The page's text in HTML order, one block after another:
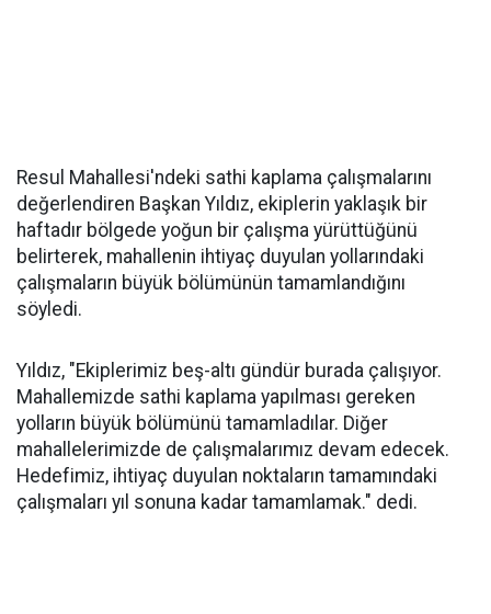
Resul Mahallesi'ndeki sathi kaplama çalışmalarını
değerlendiren Başkan Yıldız, ekiplerin yaklaşık bir
haftadır bölgede yoğun bir çalışma yürüttüğünü
belirterek, mahallenin ihtiyaç duyulan yollarındaki
çalışmaların büyük bölümünün tamamlandığını
söyledi.
Yıldız, "Ekiplerimiz beş-altı gündür burada çalışıyor.
Mahallemizde sathi kaplama yapılması gereken
yolların büyük bölümünü tamamladılar. Diğer
mahallelerimizde de çalışmalarımız devam edecek.
Hedefimiz, ihtiyaç duyulan noktaların tamamındaki
çalışmaları yıl sonuna kadar tamamlamak." dedi.